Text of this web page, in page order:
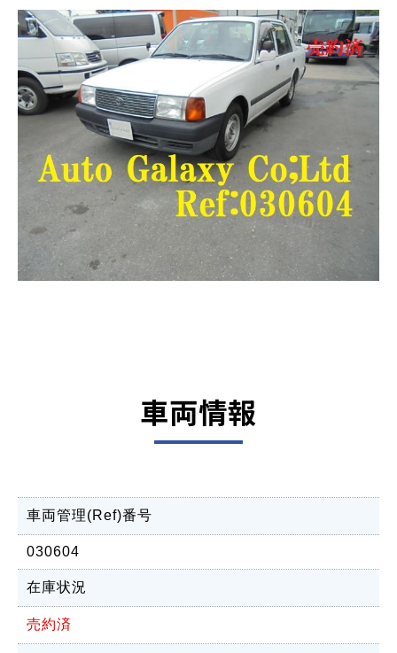
車両情報
車両管理(Ref)番号
030604
在庫状況
売約済